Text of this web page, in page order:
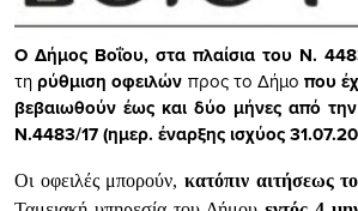
Ο Δήμος Βοΐου, στα πλαίσια του Ν.
τη ρύθμιση οφειλών προς το Δήμοπου
βεβαιωθούν έως και δύο μήνες από
Ν.4483/17 (ημερ. έναρξης ισχύος
Οι οφειλές μπορούν, κατόπιν αιτήσεως